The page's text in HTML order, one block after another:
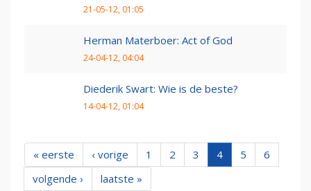
21-05-12, 01:05
Herman Materboer: Act of God
24-04-12, 04:04
Diederik Swart: Wie is de beste?
14-04-12, 01:04
« eerste ‹ vorige 1 2 3 4 5
6
volgende ›
laatste »